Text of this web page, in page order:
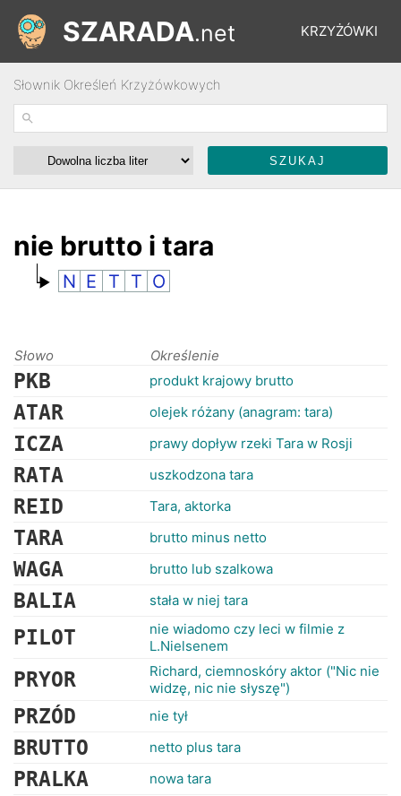
KRZYŻÓWKI
ŁAMIGŁÓWKI
RANKINGI
SZARADA.net
Słownik Określeń Krzyżówkowych
nie brutto i tara
N E T T O
Słowo Określenie
PKB produkt krajowy brutto
ATAR olejek różany (anagram: tara)
ICZA prawy dopływ rzeki Tara w Rosji
RATA uszkodzona tara
REID Tara, aktorka
TARA brutto minus netto
WAGA brutto lub szalkowa
BALIA stała w niej tara
PILOT
nie wiadomo czy leci w filmie z
L.Nielsenem
PRYOR
Richard, ciemnoskóry aktor ("Nic nie
widzę, nic nie słyszę")
PRZÓD nie tył
BRUTTO netto plus tara
PRALKA nowa tara